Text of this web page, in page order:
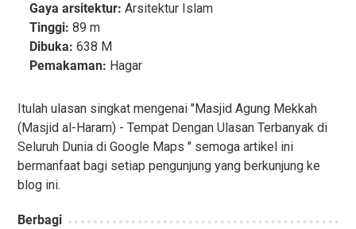
Gaya arsitektur: Arsitektur Islam
Tinggi: 89 m
Dibuka: 638 M
Pemakaman: Hagar
Itulah ulasan singkat mengenai "Masjid Agung Mekkah
(Masjid al-Haram) - Tempat Dengan Ulasan Terbanyak di
Seluruh Dunia di Google Maps " semoga artikel ini
bermanfaat bagi setiap pengunjung yang berkunjung ke
blog ini.
Berbagi